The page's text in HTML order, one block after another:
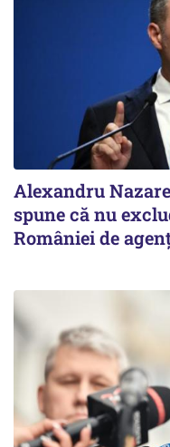
Alexandru
spune că nu
României de